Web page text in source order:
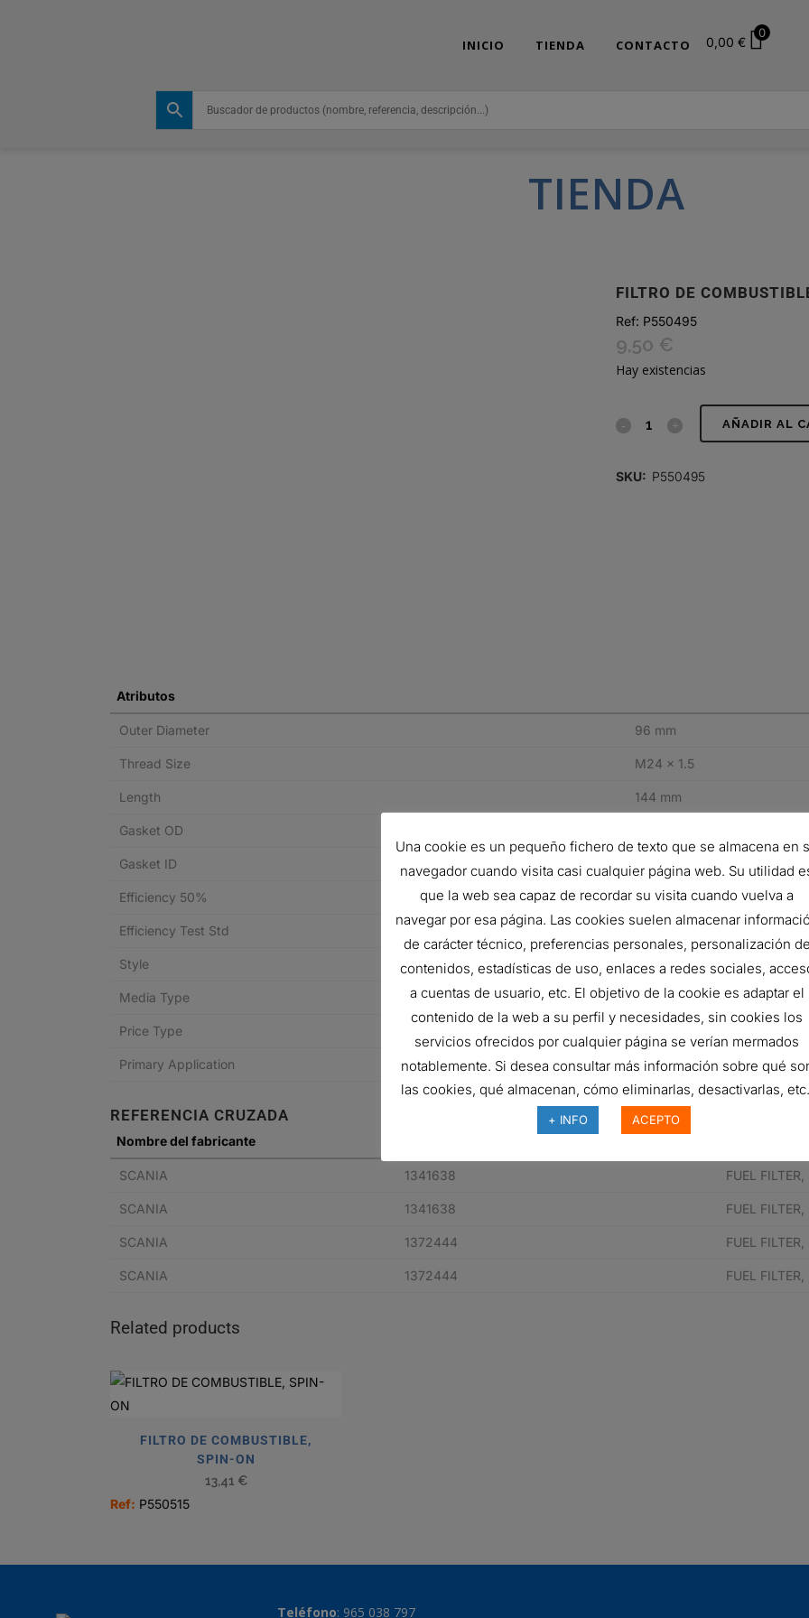
INICIO TIENDA CONTACTO 0,00 €
0
TIENDA
FILTRO DE
Ref: P550495
9,50 €
Hay existencias
FILTRO AÑADIR AL
SKU: P550495
Atributos
Outer Diameter 96 mm
Thread Size M24 x 1.5
Length 144 mm
Gasket OD
Gasket ID 62.5 mm
Efficiency 50% 3 micron
Efficiency Test Std SAE J1985
Style Spin-On
Media Type Cellulose
Price Type
Primary Application SCANIA 1372444
REFERENCIA CRUZADA
Nombre del fabricante
SCANIA 1341638 FUEL
SCANIA 1341638 FUEL
SCANIA 1372444 FUEL
SCANIA 1372444 FUEL
Related products
FILTRO DE COMBUSTIBLE,
SPIN-ON
13,41 €
Ref: P550515
Teléfono: 965 038 797
Una cookie es un pequeño fichero de texto que se almacena en
navegador cuando visita casi cualquier página web. Su utilidad
que la web sea capaz de recordar su visita cuando vuelva a
navegar por esa página. Las cookies suelen almacenar
de carácter técnico, preferencias personales, personalización de
contenidos, estadísticas de uso, enlaces a redes sociales,
a cuentas de usuario, etc. El objetivo de la cookie es adaptar el
contenido de la web a su perfil y necesidades, sin cookies los
servicios ofrecidos por cualquier página se verían mermados
notablemente. Si desea consultar más información sobre qué
las cookies, qué almacenan, cómo eliminarlas, desactivarlas,
+ INFO ACEPTO